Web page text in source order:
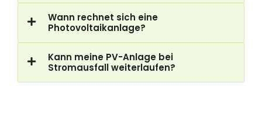
Wann rechnet sich eine
Photovoltaikanlage?
Kann meine PV-Anlage bei
Stromausfall weiterlaufen?